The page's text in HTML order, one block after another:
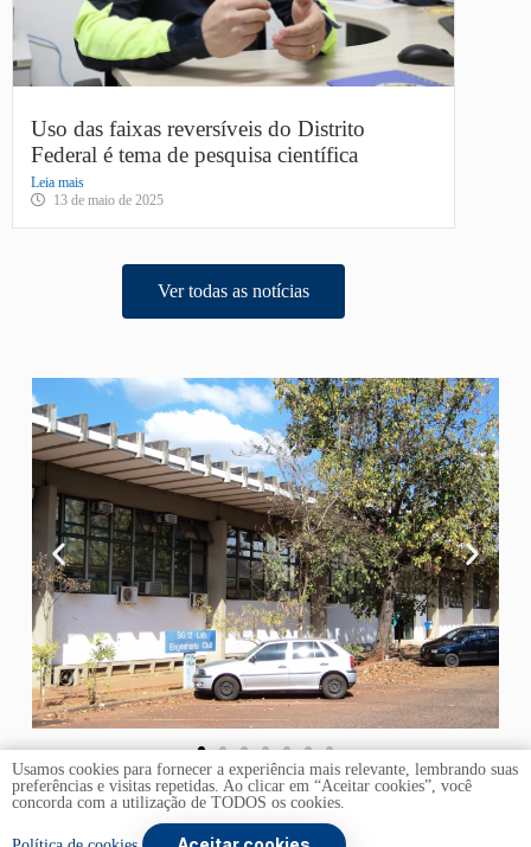
Uso das faixas reversíveis do Distrito
Federal é tema de pesquisa científica
Leia mais
13 de maio de 2025
Ver todas as notícias
Usamos cookies para fornecer a experiência mais relevante, lembrando suas
preferências e visitas repetidas. Ao clicar em “Aceitar cookies”, você
concorda com a utilização de TODOS os cookies.